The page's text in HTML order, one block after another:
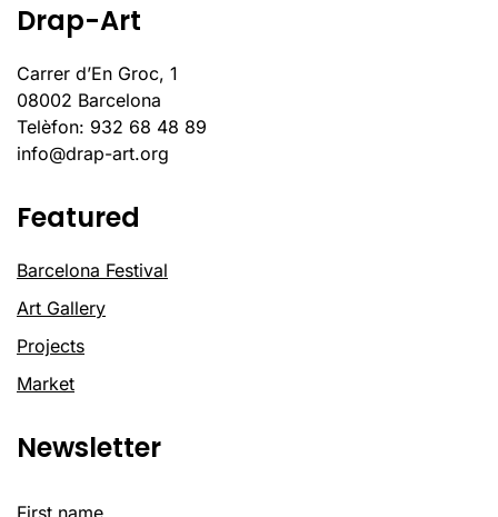
Drap-Art
Carrer d’En Groc, 1
08002 Barcelona
Telèfon: 932 68 48 89
info@drap-art.org
Featured
Barcelona Festival
Art Gallery
Projects
Market
Newsletter